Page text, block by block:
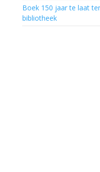
Boek 150 jaar te laat
bibliotheek